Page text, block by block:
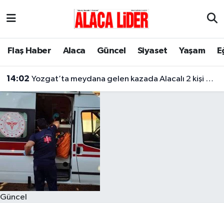
Flaş Haber Alaca Güncel Siyaset Yaşam
14:02 Yozgat’ta meydana gelen kazada Alacalı 2 kişi hayatını kaybetti
Güncel
Çorum Nöbetçi Eczaneler
Çorum Trafik Yoğunluk Haritası
Süper Lig Puan Durumu ve Fikstür
Tüm Manşetler
Son Dakika Haberleri